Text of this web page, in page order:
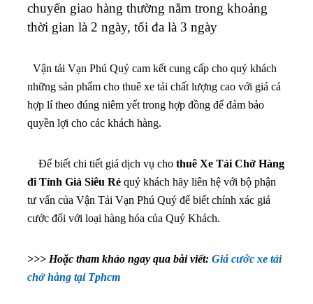
chuyến giao hàng thường nằm trong khoảng
thời gian là 2 ngày, tối đa là 3 ngày
Vận tải Vạn Phú Quý cam kết cung cấp cho quý khách
những sản phẩm cho thuê xe tải chất lượng cao với giá cả
hợp lí theo đúng niêm yết trong hợp đồng để đảm bảo
quyền lợi cho các khách hàng.
Để biết chi tiết giá dịch vụ cho thuê Xe Tải Chở Hàng
đi Tỉnh Giá Siêu Rẻ quý khách hãy liên hệ với bộ phận
tư vấn của Vận Tải Vạn Phú Quý để biết chính xác giá
cước đối với loại hàng hóa của Quý Khách.
>>> Hoặc tham khảo ngay qua bài viết: Giá cước xe tải
chở hàng tại Tphcm